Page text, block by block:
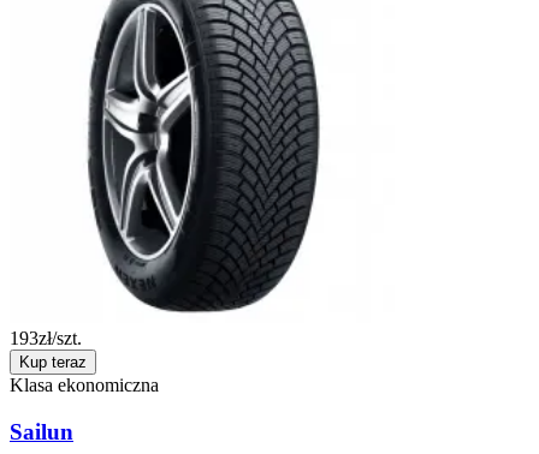
193zł/szt.
Kup teraz
Klasa ekonomiczna
Sailun